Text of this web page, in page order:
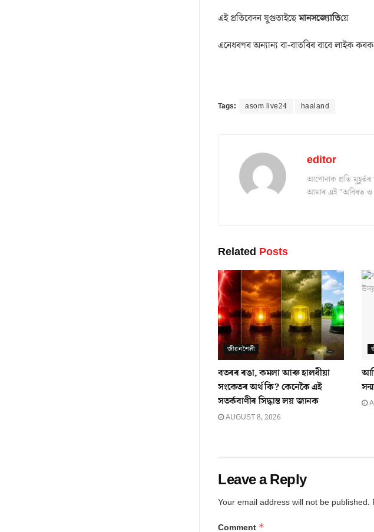
এই প্ৰতিবেদন যুগুতাইছেমানসজ্যোতিয়ে
এনেধৰণৰ অন্যান্য বা-বাতৰিৰ বাবে লাইক
Tags: asom live24 haaland
editor
আপোনাক প্ৰতি
আমাৰ এই "অবিৰত ও
Related Posts
জীৱনশৈলী
বতৰৰ ৰঙা, কমলা আৰু হালধীয়া
সংকেতৰ অৰ্থ কি? কেনেকৈ এই
সতৰ্কবাণীৰ সিদ্ধান্ত লয় জানক
AUGUST 8, 2026
Leave a Reply
Your email address will not be published.
Comment *